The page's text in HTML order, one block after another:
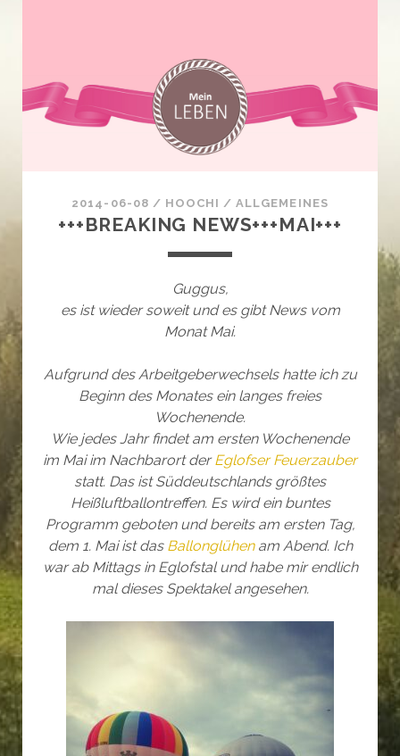
2014-06-08 / HOOCHI /ALLGEMEINES
+++BREAKING NEWS+++MAI+++
Guggus,
es ist wieder soweit und es gibt News vom
Monat Mai.
Aufgrund des Arbeitgeberwechsels hatte ich zu
Beginn des Monates ein langes freies
Wochenende.
Wie jedes Jahr findet am ersten Wochenende
im Mai im Nachbarort derEglofser Feuerzauber
statt. Das ist Süddeutschlands größtes
Heißluftballontreffen. Es wird ein buntes
Programm geboten und bereits am ersten Tag,
dem 1. Mai ist das Ballonglühenam Abend. Ich
war ab Mittags in Eglofstal und habe mir endlich
mal dieses Spektakel angesehen.